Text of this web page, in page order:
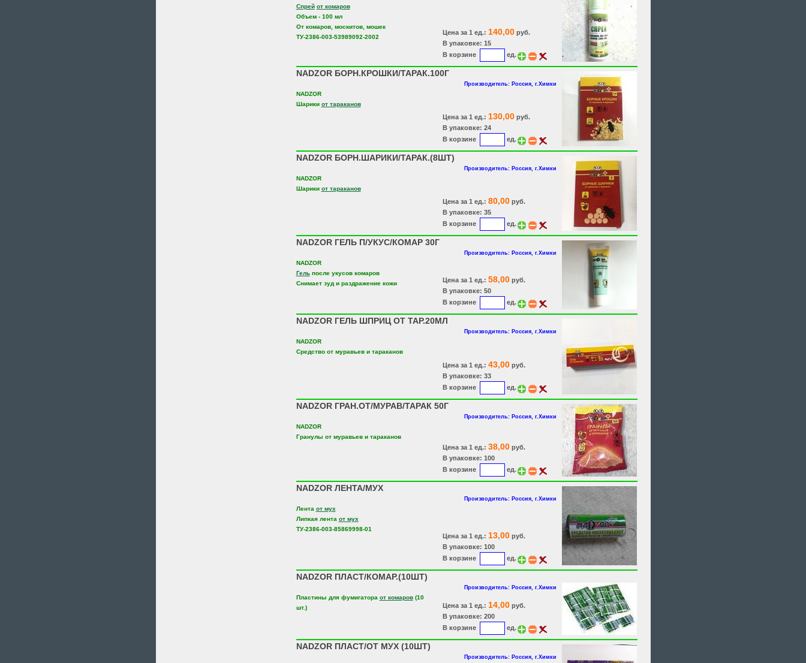
Спрей от комаров
Объем - 100 мл
От комаров, москитов, мошек
ТУ-2386-003-53989092-2002
Цена за 1 ед.: 140,00руб.
В упаковке: 15
В корзине
ед.
NADZOR БОРН.КРОШКИ/ТАРАК.100Г
Производитель: Россия, г.Химки
NADZOR
Шарики от тараканов
Цена за 1 ед.: 130,00руб.
В упаковке: 24
В корзине
ед.
NADZOR БОРН.ШАРИКИ/ТАРАК.(8ШТ)
Производитель: Россия, г.Химки
NADZOR
Шарики от тараканов
Цена за 1 ед.: 80,00руб.
В упаковке: 35
В корзине
ед.
NADZOR ГЕЛЬ П/УКУС/КОМАР 30Г
Производитель: Россия, г.Химки
NADZOR
Гельпосле укусов комаров
Снимает зуд и раздражение кожи
Цена за 1 ед.: 58,00руб.
В упаковке: 50
В корзине
ед.
NADZOR ГЕЛЬ ШПРИЦ ОТ ТАР.20МЛ
Производитель: Россия, г.Химки
NADZOR
Средство от муравьев и тараканов
Цена за 1 ед.: 43,00руб.
В упаковке: 33
В корзине
ед.
NADZOR ГРАН.ОТ/МУРАВ/ТАРАК 50Г
Производитель: Россия, г.Химки
NADZOR
Гранулы от муравьев и тараканов
Цена за 1 ед.: 38,00руб.
В упаковке: 100
В корзине
ед.
NADZOR ЛЕНТА/МУХ
Производитель: Россия, г.Химки
Лента от мух
Липкая лента от мух
ТУ-2386-003-85869998-01
Цена за 1 ед.: 13,00руб.
В упаковке: 100
В корзине
ед.
NADZOR ПЛАСТ/КОМАР.(10ШТ)
Производитель: Россия, г.Химки
Пластины для фумигатора от комаров(10
шт.)
Цена за 1 ед.: 14,00руб.
В упаковке: 200
В корзине
ед.
NADZOR ПЛАСТ/ОТ МУХ (10ШТ)
Производитель: Россия, г.Химки